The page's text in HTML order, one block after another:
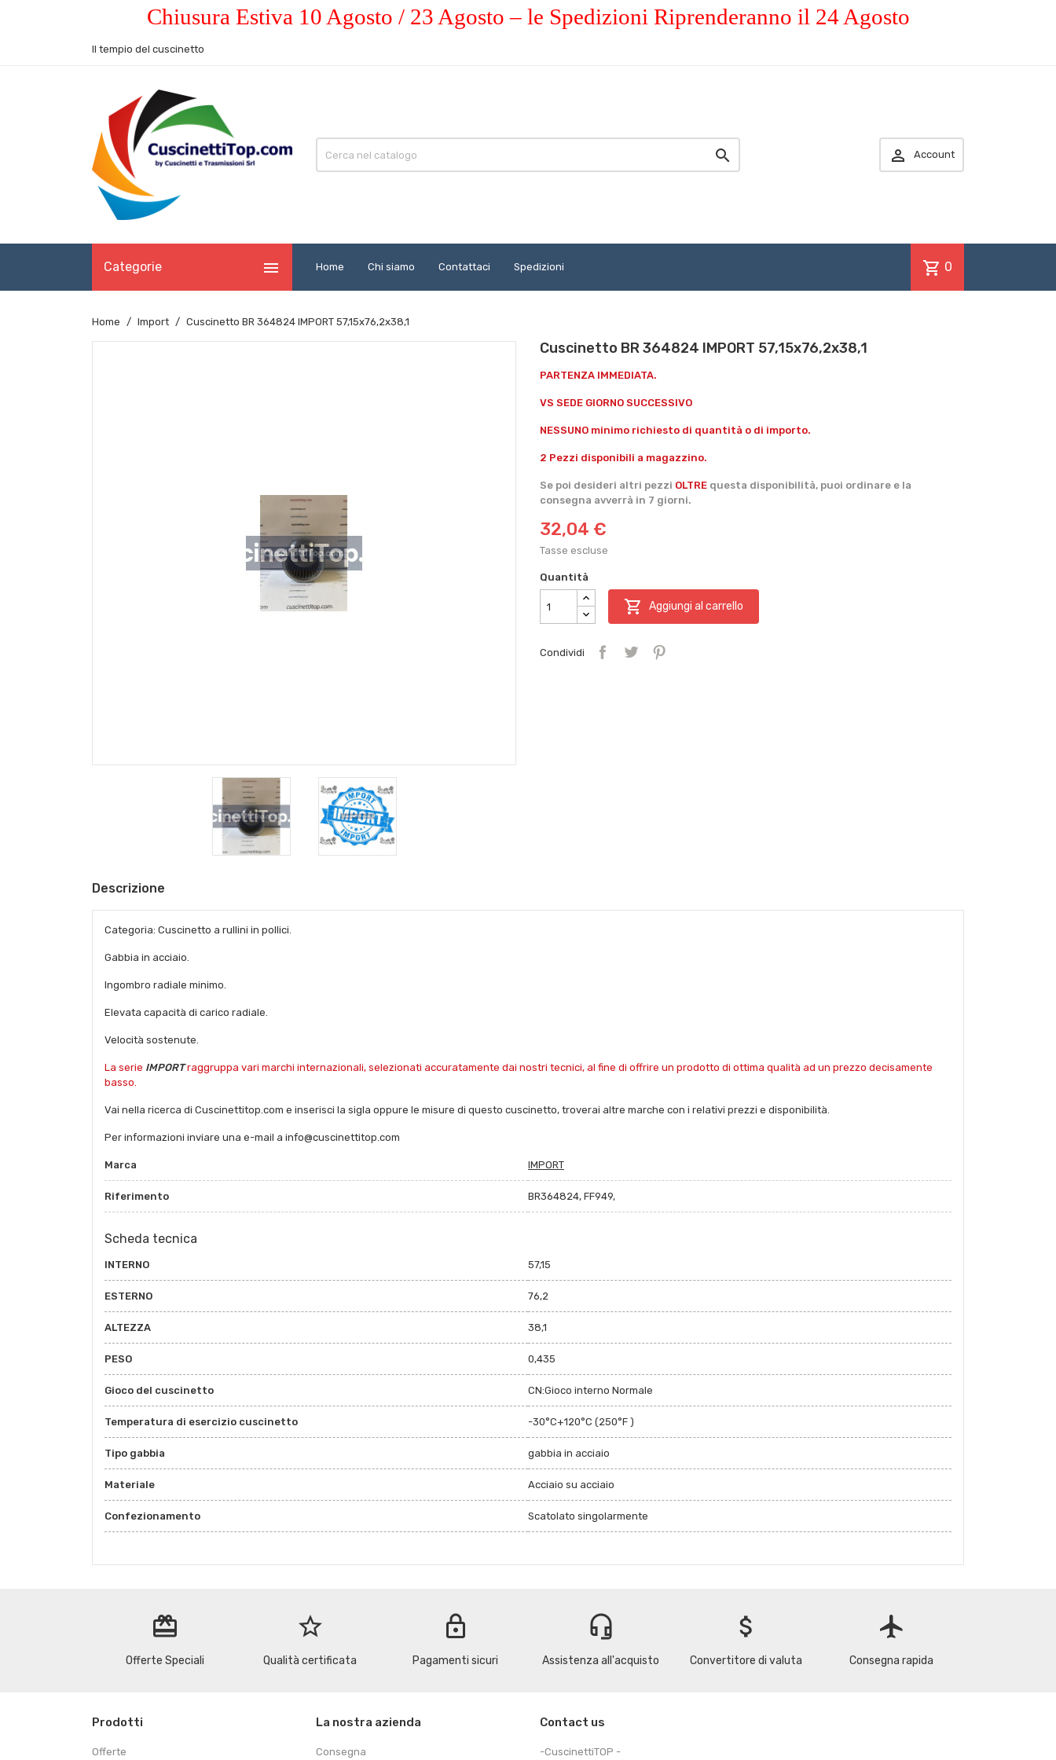
Chiusura Estiva 10 Agosto / 23 Agosto – le Spedizioni Riprenderanno il 24 Agosto
Il tempio del cuscinetto
  Account
Categorie  Home Chi siamo Contattaci Spedizioni shopping_cart 0
Home Import Cuscinetto BR 364824 IMPORT 57,15x76,2x38,1
Cuscinetto BR 364824 IMPORT 57,15x76,2x38,1
PARTENZA IMMEDIATA.
VS SEDE GIORNO SUCCESSIVO
NESSUNO minimo richiesto di quantità o di importo.
2 Pezzi disponibili a magazzino.
Se poi desideri altri pezzi OLTRE questa disponibilità, puoi ordinare e la
consegna avverrà in 7 giorni.
32,04 €
Tasse escluse
Quantità
 Aggiungi al carrello
Condividi
Descrizione
Categoria: Cuscinetto a rullini in pollici.
Gabbia in acciaio.
Ingombro radiale minimo.
Elevata capacità di carico radiale.
Velocità sostenute.
La serie IMPORTraggruppa vari marchi internazionali, selezionati accuratamente dai nostri tecnici, al fine di offrire un prodotto di ottima qualità ad un prezzo decisamente
basso.
Vai nella ricerca di Cuscinettitop.com e inserisci la sigla oppure le misure di questo cuscinetto, troverai altre marche con i relativi prezzi e disponibilità.
Per informazioni inviare una e-mail a info@cuscinettitop.com
Marca IMPORT
Riferimento BR364824, FF949,
Scheda tecnica
INTERNO 57,15
ESTERNO 76,2
ALTEZZA 38,1
PESO 0,435
Gioco del cuscinetto CN:Gioco interno Normale
Temperatura di esercizio cuscinetto -30°C+120°C (250°F )
Tipo gabbia gabbia in acciaio
Materiale Acciaio su acciaio
Confezionamento Scatolato singolarmente
redeem
Offerte Speciali
star_border
Qualità certificata
lock
Pagamenti sicuri
headset_mic
Assistenza all'acquisto
attach_money
Convertitore di valuta
flight
Consegna rapida
Prodotti
Offerte
La nostra azienda
Consegna
Contact us
-CuscinettiTOP -